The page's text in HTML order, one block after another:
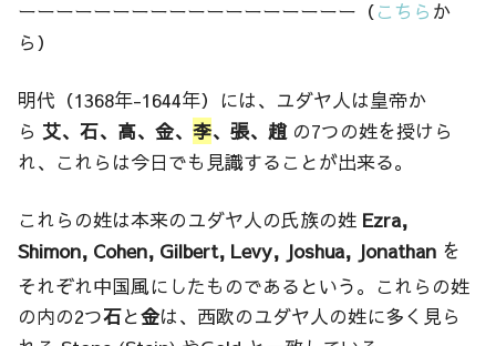
ーーーーーーーーーーーーーーーーーー（こちら か
ら）
明代（1368年-1644年）には、ユダヤ人は皇帝か
ら 艾、石、高、金、 李、張、趙の7つの姓を授けら
れ、これらは今日でも見識することが出来る。
これらの姓は本来のユダヤ人の氏族の姓 Ezra,
Shimon, Cohen, Gilbert, Levy, Joshua, Jonathan を
それぞれ中国風にしたものであるという。これらの姓
の内の2つ石と金は、西欧のユダヤ人の姓に多く見ら